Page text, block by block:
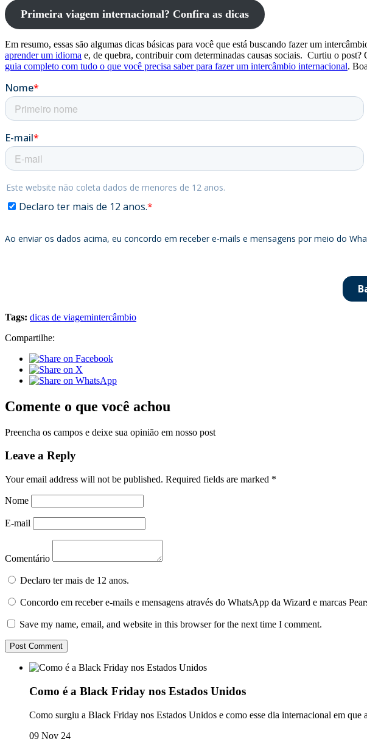
Primeira viagem internacional? Confira as dicas
Em resumo, essas são algumas dicas básicas para você que está buscando fazer um
aprender um idioma e, de quebra, contribuir com determinadas causas sociais. Curtiu o
guia completo com tudo o que você precisa saber para fazer um intercâmbio internacional.
Tags: dicas de viagemintercâmbio
Compartilhe:
Comente o que você achou
Preencha os campos e deixe sua opinião em nosso post
Leave a Reply
Your email address will not be published. Required fields are marked *
Nome
E-mail
Comentário
Declaro ter mais de 12 anos.
Concordo em receber e-mails e mensagens através do WhatsApp da Wizard e marcas
Save my name, email, and website in this browser for the next time I comment.
Como é a Black Friday nos Estados Unidos
Como surgiu a Black Friday nos Estados Unidos e como esse dia internacional em que
09 Nov 24